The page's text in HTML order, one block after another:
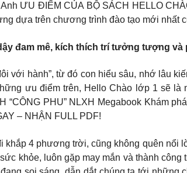
ƯU ĐIỂM CỦA BỘ SÁCH HELLO
dựa trên chương trình đào tạo mới
đam mê, kích thích trí tưởng tượng
với hành”, từ đó con hiểu sâu, nhớ lâu
ưu điểm trên, Hello Chào lớp 1 sẽ
PHU” NLXH Megabook Khám
– NHẬN FULL PDF!
phương trời, cũng không quên nổi lời
khỏe, luôn gặp may mắn và thành